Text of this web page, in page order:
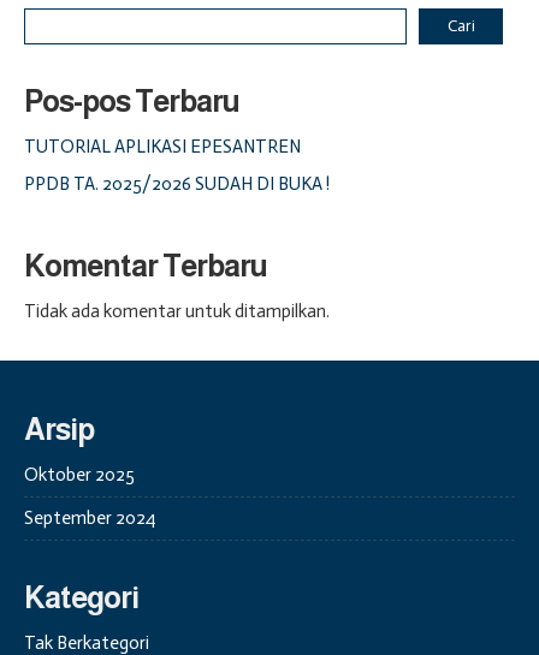
Cari
Pos-pos Terbaru
TUTORIAL APLIKASI EPESANTREN
PPDB TA. 2025/2026 SUDAH DI BUKA !
Komentar Terbaru
Tidak ada komentar untuk ditampilkan.
Arsip
Oktober 2025
September 2024
Kategori
Tak Berkategori